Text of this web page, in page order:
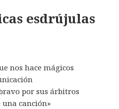
esdrújulas
nos hace mágicos
por sus árbitros
canción»